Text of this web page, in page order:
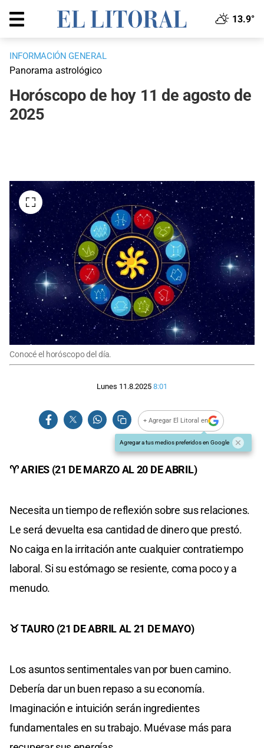
13.9°
INFORMACIÓN GENERAL
Panorama astrológico
Horóscopo de hoy 11 de agosto de
2025
Conocé el horóscopo del día.
Lunes 11.8.2025 8:01
+ Agregar El Litoral en
Agregar a tus medios preferidos en Google
♈ ARIES (21 DE MARZO AL 20 DE ABRIL)
Necesita un tiempo de reflexión sobre sus relaciones.
Le será devuelta esa cantidad de dinero que prestó.
No caiga en la irritación ante cualquier contratiempo
laboral. Si su estómago se resiente, coma poco y a
menudo.
♉ TAURO (21 DE ABRIL AL 21 DE MAYO)
Los asuntos sentimentales van por buen camino.
Debería dar un buen repaso a su economía.
Imaginación e intuición serán ingredientes
fundamentales en su trabajo. Muévase más para